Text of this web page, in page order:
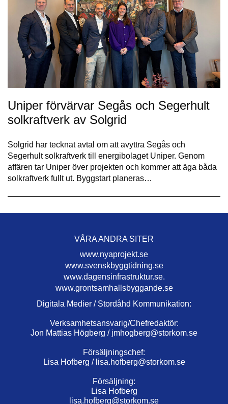
Uniper förvärvar Segås och Segerhult
solkraftverk av Solgrid
Solgrid har tecknat avtal om att avyttra Segås och
Segerhult solkraftverk till energibolaget Uniper. Genom
affären tar Uniper över projekten och kommer att äga båda
solkraftverk fullt ut. Byggstart planeras…
VÅRA ANDRA SITER
www.nyaprojekt.se
www.svenskbyggtidning.se
www.dagensinfrastruktur.se.
www.grontsamhallsbyggande.se
Digitala Medier / Stordåhd Kommunikation:
Verksamhetsansvarig/Chefredaktör:
Jon Mattias Högberg / jmhogberg@storkom.se
Försäljningschef:
Lisa Hofberg / lisa.hofberg@storkom.se
Försäljning:
Lisa Hofberg
lisa.hofberg@storkom.se